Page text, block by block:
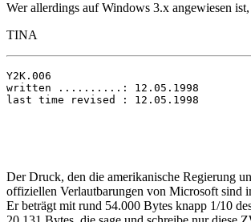
Wer allerdings auf Windows 3.x angewiesen
TINA
Y2K.006
written ..........: 12.05.1998
Der Druck, den die amerikanische Regierung
offiziellen Verlautbarungen von Microsoft sind
Er beträgt mit rund 54.000 Bytes knapp 1/10